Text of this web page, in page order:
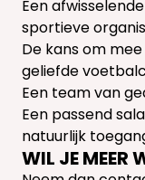
Een
sportieve
De kans om
geliefde
Een team van
Een passend
natuurlijk
WIL JE MEER